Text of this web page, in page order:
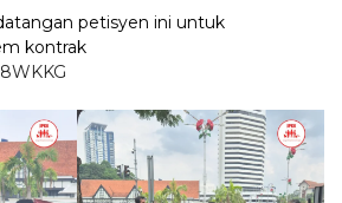
petisyen ini untuk
kontrak